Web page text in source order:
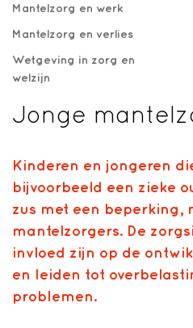
Mantelzorg en werk
Mantelzorg en verlies
Wetgeving in zorg en
welzijn
Jonge
Kinderen en jongeren
bijvoorbeeld een zieke
zus met een beperking,
mantelzorgers. De
invloed zijn op de
en leiden tot
problemen.